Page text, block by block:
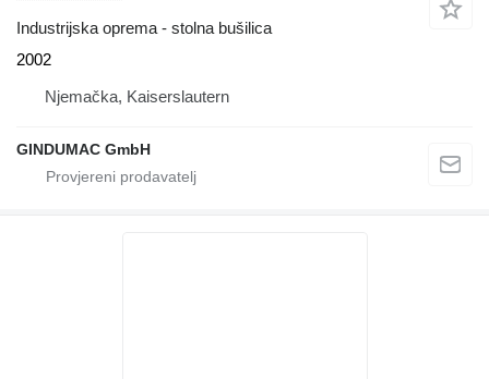
Industrijska oprema - stolna bušilica
2002
Njemačka, Kaiserslautern
GINDUMAC GmbH